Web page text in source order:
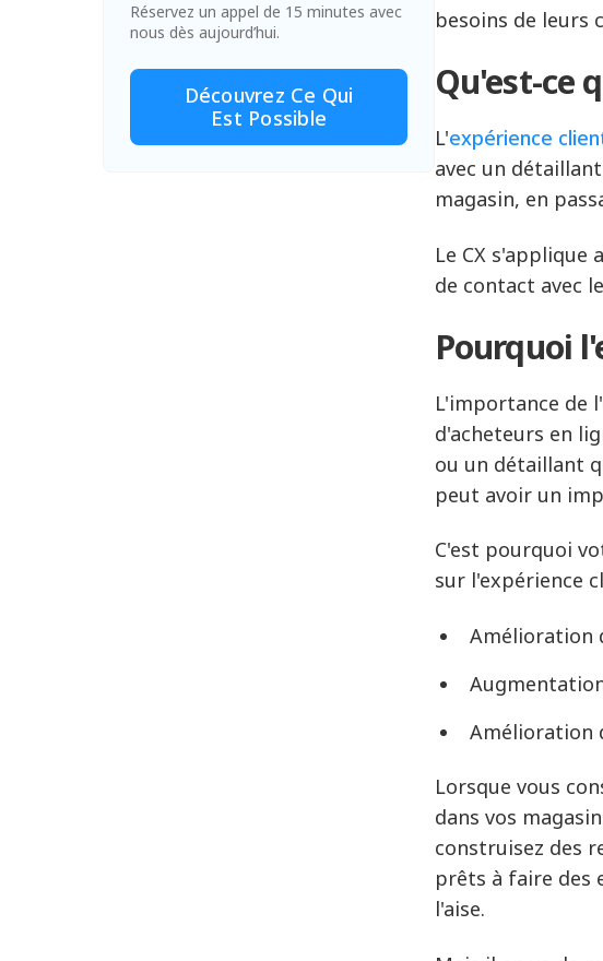
Réservez un appel de 15 minutes avec
nous dès aujourd’hui.
Découvrez Ce Qui
Est Possible
besoins de leurs
Qu'est-ce
L'expérience
avec un
magasin, en
Le CX
de contact avec
Pourquoi
L'importance de
d'acheteurs en
ou un détaillant
peut avoir un
C'est pourquoi
sur l'expérience
Amélioration
Amélioration
Lorsque vous
dans vos
construisez des
prêts à faire des
l'aise.